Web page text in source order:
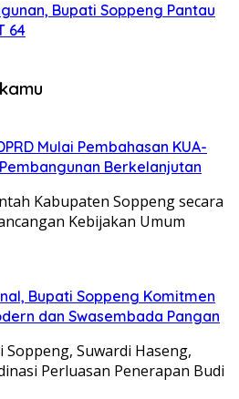
Bupati Soppeng Pantau
64
Mulai Pembahasan KUA-
Pembangunan Berkelanjutan
Kabupaten Soppeng secara
Kebijakan Umum
Bupati Soppeng Komitmen
dan Swasembada Pangan
Soppeng, Suwardi Haseng,
Perluasan Penerapan Budi